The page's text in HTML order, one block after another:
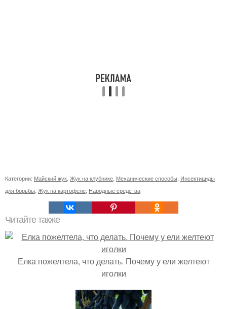
Категории: Майский жук, Жук на клубнике, Механические способы, Инсектициды
для борьбы, Жук на картофеле, Народные средства
Читайте также
Елка пожелтела, что делать. Почему у ели желтеют
иголки